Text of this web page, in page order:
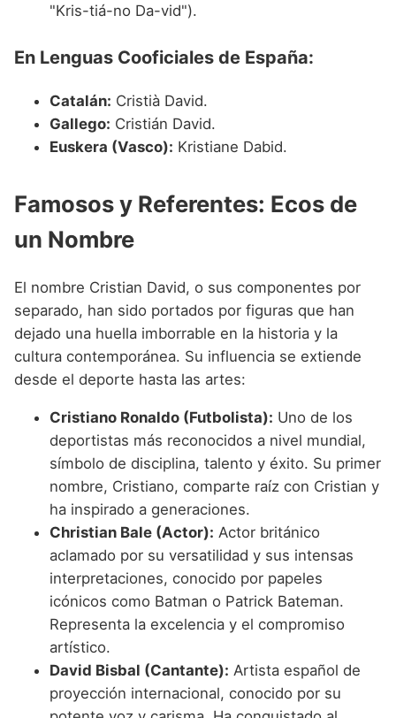
"Kris-tiá-no Da-vid").
En Lenguas Cooficiales de España:
Catalán: Cristià David.
Gallego: Cristián David.
Euskera (Vasco): Kristiane Dabid.
Famosos y Referentes: Ecos de
un Nombre
El nombre Cristian David, o sus componentes por
separado, han sido portados por figuras que han
dejado una huella imborrable en la historia y la
cultura contemporánea. Su influencia se extiende
desde el deporte hasta las artes:
Cristiano Ronaldo (Futbolista): Uno de los
deportistas más reconocidos a nivel mundial,
símbolo de disciplina, talento y éxito. Su primer
nombre, Cristiano, comparte raíz con Cristian y
ha inspirado a generaciones.
Christian Bale (Actor): Actor británico
aclamado por su versatilidad y sus intensas
interpretaciones, conocido por papeles
icónicos como Batman o Patrick Bateman.
Representa la excelencia y el compromiso
artístico.
David Bisbal (Cantante): Artista español de
proyección internacional, conocido por su